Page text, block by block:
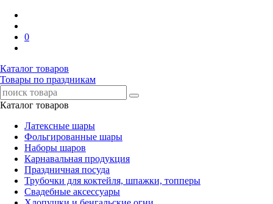
0
Каталог товаров
Товары по праздникам
Каталог товаров
Латексные шары
Фольгированные шары
Наборы шаров
Карнавальная продукция
Праздничная посуда
Трубочки для коктейля, шпажки, топперы
Свадебные аксессуары